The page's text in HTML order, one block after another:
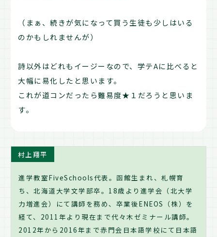
（まぁ、続きが気になって買う生徒も少しはいる
のかもしれませんが）
詩以外はどれもイージーなので、学テAに比べると
大幅に易化したと思います。
これが道コンだったら難易度★１だろうと思いま
す。
村上翔平
進学教室FiveSchools代表。函館生まれ、札幌育
ち、北海道大学文学部卒。18歳より進学会（北大学
力増進会）にて講師を務め、卒業後ENEOS（株）を
経て、2011年より現在まで代々木ゼミナール講師。
2012年から2016年まで赤門会日本語学校にて日本語